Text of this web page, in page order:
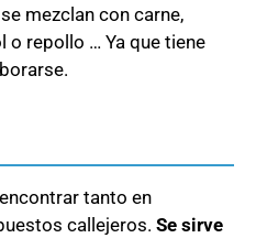
mezclan con carne,
o repollo … Ya que tiene
tanto en
callejeros. Se sirve